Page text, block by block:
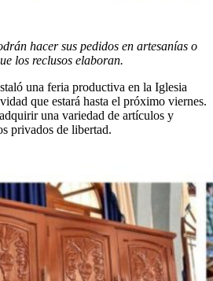
hacer sus pedidos en artesanías o
los reclusos elaboran.
una feria productiva en la Iglesia
que estará hasta el próximo viernes.
una variedad de artículos y
privados de libertad.